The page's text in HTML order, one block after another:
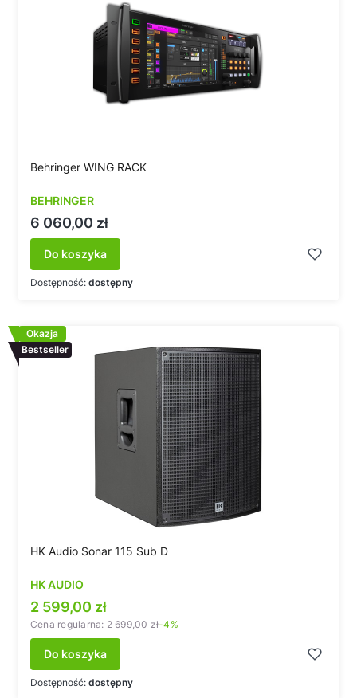
Behringer WING RACK
BEHRINGER
Cena
6 060,00 zł
Do koszyka
Dostępność: dostępny
Okazja
Bestseller
HK Audio Sonar 115 Sub D
HK AUDIO
Cena promocyjna
2 599,00 zł
Cena regularna: 2 699,00 zł-4%
Do koszyka
Dostępność: dostępny